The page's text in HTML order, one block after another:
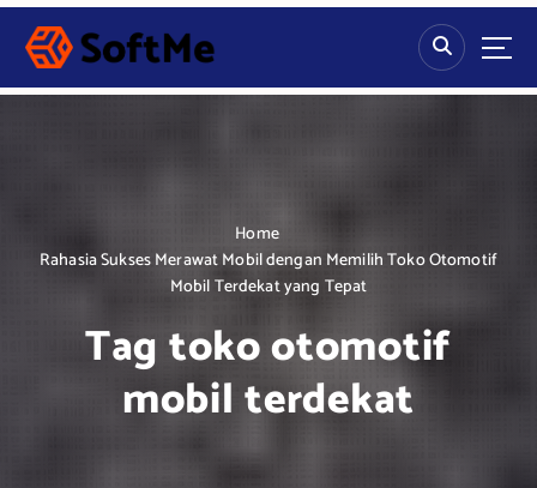
S
p
Home
Rahasia Sukses Merawat Mobil dengan Memilih Toko Otomotif
Mobil Terdekat yang Tepat
Tag toko otomotif
mobil terdekat